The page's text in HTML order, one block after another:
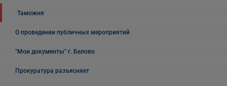
Таможня
О проведении публичных мероприятий
"Мои документы" г. Белово
Прокуратура разъясняет